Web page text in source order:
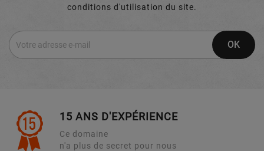
conditions d'utilisation du site.
15 ANS D'EXPÉRIENCE
Ce domaine
n'a plus de secret pour nous